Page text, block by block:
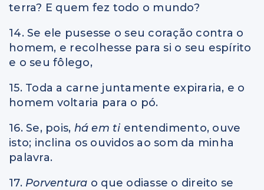
terra? E quem fez todo o mundo?
14. Se ele pusesse o seu coração contra o
homem, e recolhesse para si o seu espírito
e o seu fôlego,
15. Toda a carne juntamente expiraria, e o
homem voltaria para o pó.
16. Se, pois, há em ti entendimento, ouve
isto; inclina os ouvidos ao som da minha
palavra.
17. Porventura o que odiasse o direito se